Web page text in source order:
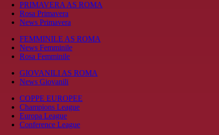
PRIMAVERA AS ROMA
Rosa Primavera
News Primavera
FEMMINILE AS ROMA
News Femminile
Rosa Femminile
GIOVANILI AS ROMA
News Giovanili
COPPE EUROPEE
Champions League
Europa League
Conference League